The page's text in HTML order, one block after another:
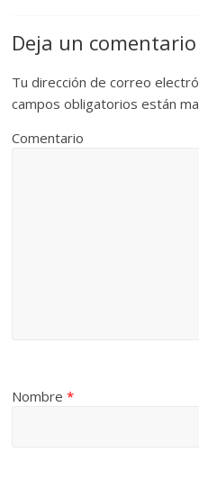
Deja un comentario
Tu dirección de correo
campos obligatorios están
Comentario
Nombre*